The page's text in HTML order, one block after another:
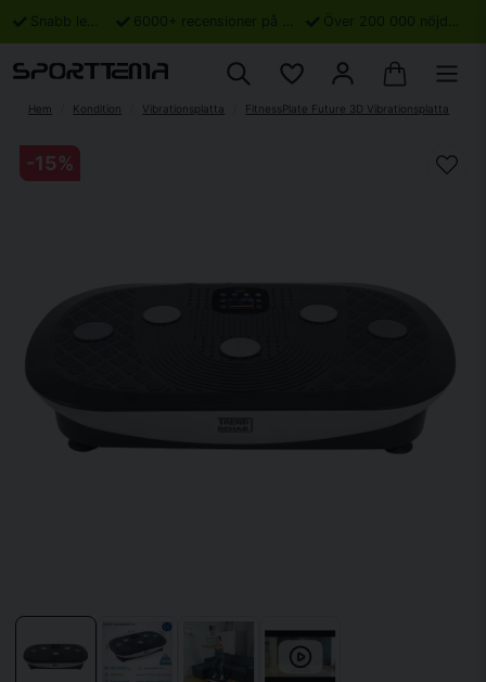
Snabb leverans 6000+ recensioner på Trustpilot Över 200 000 nöjda kunder
Hem Kondition Vibrationsplatta FitnessPlate Future 3D Vibrationsplatta
-15%